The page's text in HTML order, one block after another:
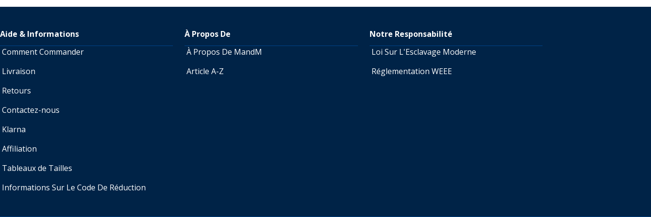
Aide & Informations
Comment Commander
Livraison
Retours
Contactez-nous
Klarna
Affiliation
Tableaux de Tailles
Informations Sur Le Code De Réduction
À Propos De
À Propos De MandM
Article A-Z
Notre Responsabilité
Loi Sur L'Esclavage Moderne
Réglementation WEEE